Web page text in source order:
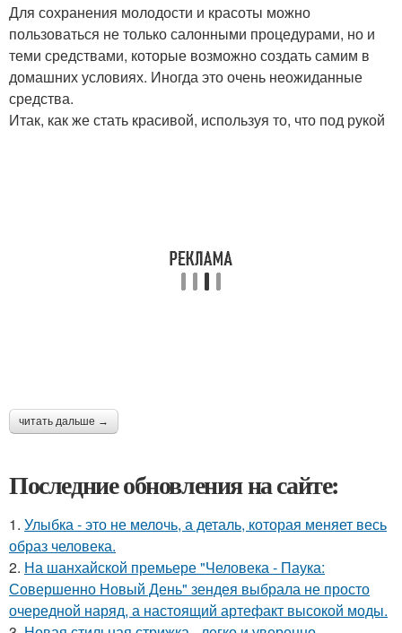
Для сохранения молодости и красоты можно
пользоваться не только салонными процедурами, но и
теми средствами, которые возможно создать самим в
домашних условиях. Иногда это очень неожиданные
средства.
Итак, как же стать красивой, используя то, что под рукой
читать дальше →
Последние обновления на сайте:
1. Улыбка - это не мелочь, а деталь, которая меняет весь
образ человека.
2. На шанхайской премьере "Человека - Паука:
Совершенно Новый День" зендея выбрала не просто
очередной наряд, а настоящий артефакт высокой моды.